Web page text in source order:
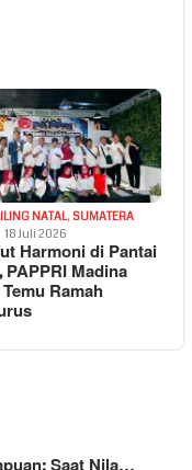
NATAL, SUMATERA
18 Juli 2026
Harmoni di Pantai
PAPPRI Madina
Ramah